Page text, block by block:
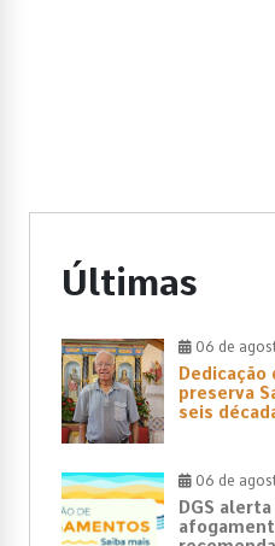
Últimas
06 de
Dedicação
preserva
seis
06 de
DGS